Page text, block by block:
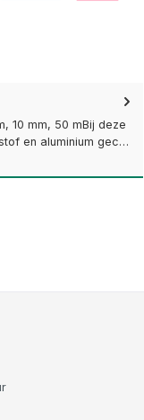
10 mm, 50 mBij deze
en aluminium gec…